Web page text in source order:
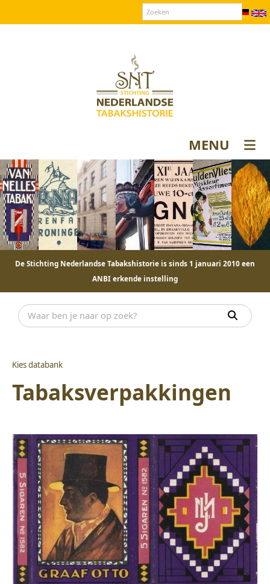
MENU
De Stichting Nederlandse Tabakshistorie is sinds 1 januari 2010 een
ANBI erkende instelling
Kies databank
Tabaksverpakkingen